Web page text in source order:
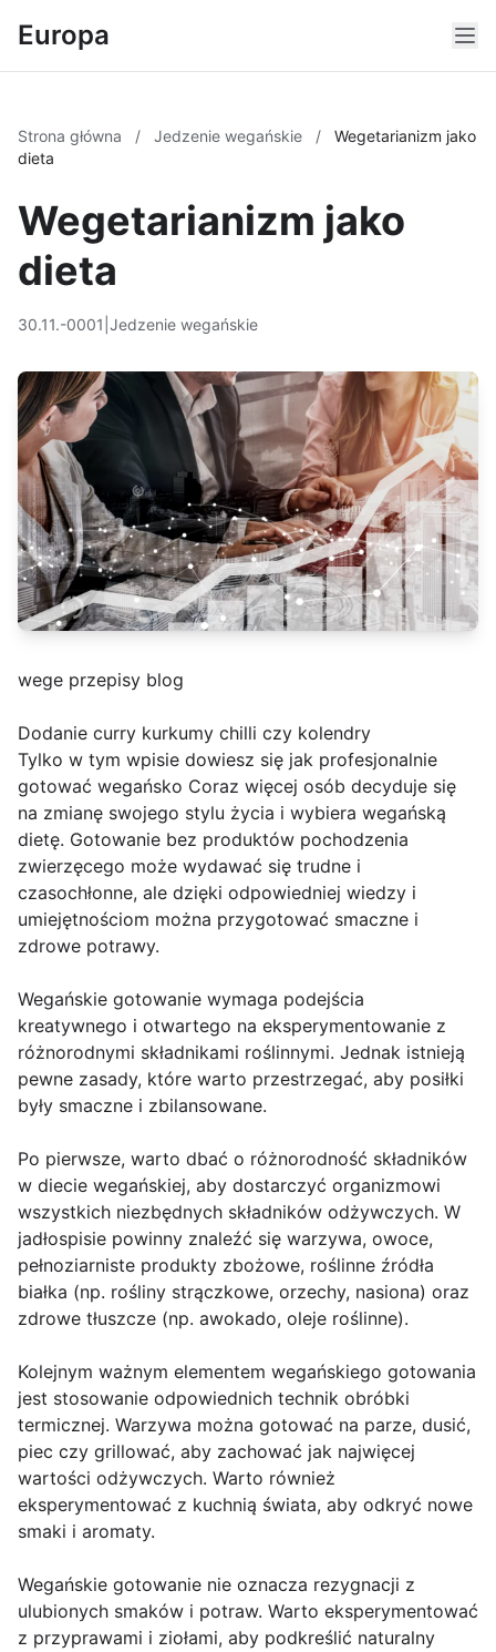
Europa
Strona główna / Jedzenie wegańskie /
Wegetarianizm jako
dieta
Wegetarianizm jako
dieta
30.11.-0001 Jedzenie wegańskie
wege przepisy blog
Dodanie curry kurkumy chilli czy kolendry
Tylko w tym wpisie dowiesz się jak profesjonalnie
gotować wegańsko Coraz więcej osób decyduje się
na zmianę swojego stylu życia i wybiera wegańską
dietę. Gotowanie bez produktów pochodzenia
zwierzęcego może wydawać się trudne i
czasochłonne, ale dzięki odpowiedniej wiedzy i
umiejętnościom można przygotować smaczne i
zdrowe potrawy.
Wegańskie gotowanie wymaga podejścia
kreatywnego i otwartego na eksperymentowanie z
różnorodnymi składnikami roślinnymi. Jednak istnieją
pewne zasady, które warto przestrzegać, aby posiłki
były smaczne i zbilansowane.
Po pierwsze, warto dbać o różnorodność składników
w diecie wegańskiej, aby dostarczyć organizmowi
wszystkich niezbędnych składników odżywczych. W
jadłospisie powinny znaleźć się warzywa, owoce,
pełnoziarniste produkty zbożowe, roślinne źródła
białka (np. rośliny strączkowe, orzechy, nasiona) oraz
zdrowe tłuszcze (np. awokado, oleje roślinne).
Kolejnym ważnym elementem wegańskiego gotowania
jest stosowanie odpowiednich technik obróbki
termicznej. Warzywa można gotować na parze, dusić,
piec czy grillować, aby zachować jak najwięcej
wartości odżywczych. Warto również
eksperymentować z kuchnią świata, aby odkryć nowe
smaki i aromaty.
Wegańskie gotowanie nie oznacza rezygnacji z
ulubionych smaków i potraw. Warto eksperymentować
z przyprawami i ziołami, aby podkreślić naturalny